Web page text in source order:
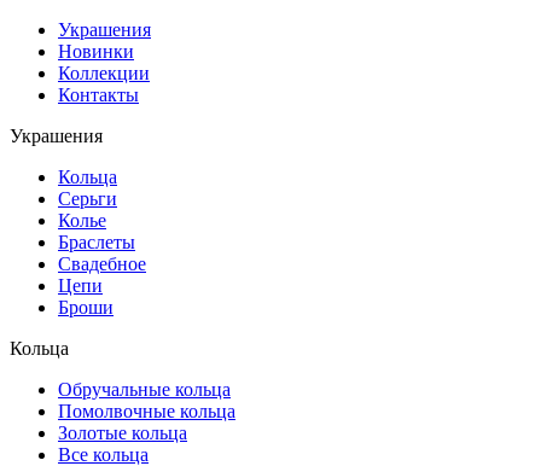
Украшения
Новинки
Коллекции
Контакты
Украшения
Кольца
Серьги
Колье
Браслеты
Свадебное
Цепи
Броши
Кольца
Обручальные кольца
Помолвочные кольца
Золотые кольца
Все кольца